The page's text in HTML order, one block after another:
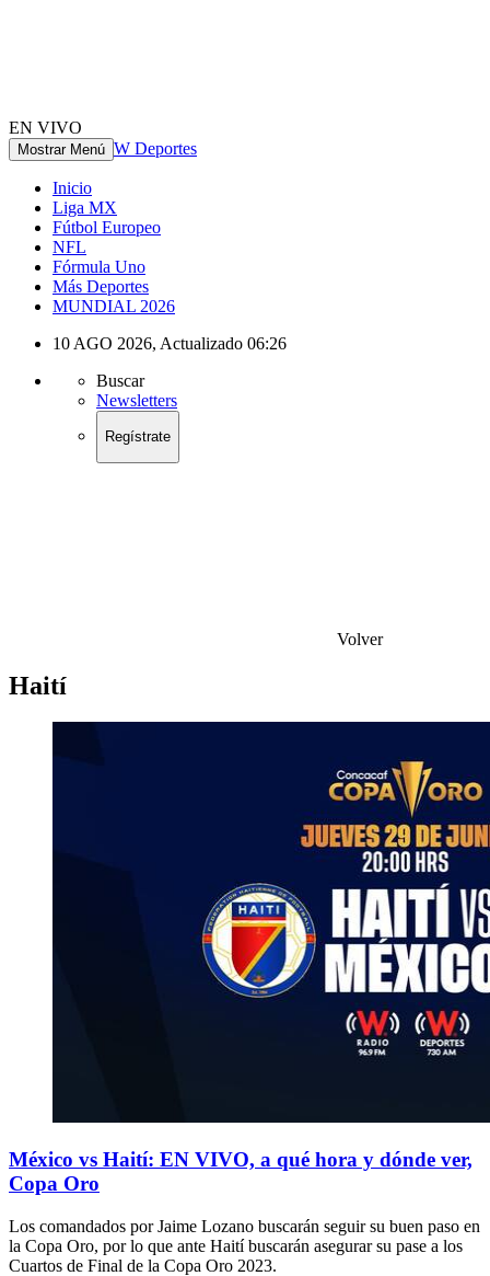
EN VIVO
Mostrar Menú W Deportes
Inicio
Liga MX
Fútbol Europeo
NFL
Fórmula Uno
Más Deportes
MUNDIAL 2026
10 AGO 2026, Actualizado 06:26
Buscar
Newsletters
Regístrate
Volver
Haití
México vs Haití: EN VIVO, a qué hora y dónde ver,
Copa Oro
Los comandados por Jaime Lozano buscarán seguir su buen paso en
la Copa Oro, por lo que ante Haití buscarán asegurar su pase a los
Cuartos de Final de la Copa Oro 2023.